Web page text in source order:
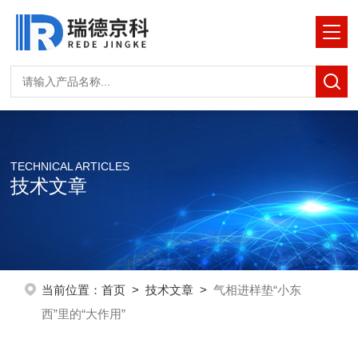
TECHNICAL ARTICLES
技术文章
当前位置： 首页> 技术文章> 气相进样垫“小东
西”里的“大作用”